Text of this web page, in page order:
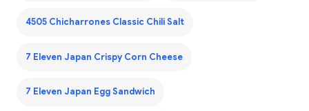
4505 Chicharrones Classic Chili Salt
7 Eleven Japan Crispy Corn Cheese
7 Eleven Japan Egg Sandwich